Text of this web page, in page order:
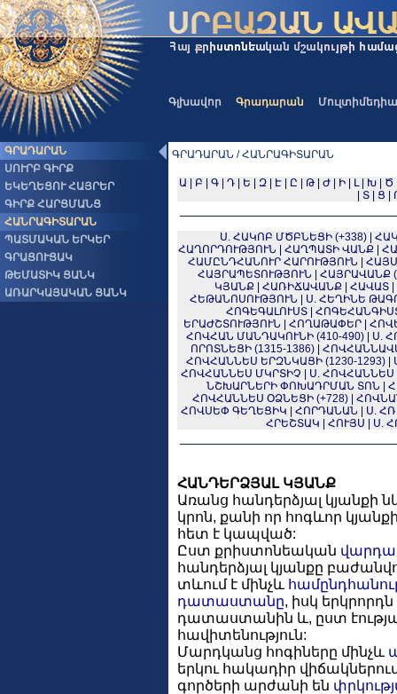
Գլխավոր Գրադարան Մուլտիմեդիա
ԳՐԱԴԱՐԱՆ
ՍՈՒՐԲ ԳԻՐՔ
ԵԿԵՂԵՑՈՒ ՀԱՅՐԵՐ
ԳԻՐՔ ՀԱՐՑՄԱՆՑ
ՀԱՆՐԱԳԻՏԱՐԱՆ
ՊԱՏՄԱԿԱՆ ԵՐԿԵՐ
ԳՐԱՑՈՒՑԱԿ
ԹԵՄԱՏԻԿ ՑԱՆԿ
ԱՌԱՐԿԱՅԱԿԱՆ ՑԱՆԿ
ԳՐԱԴԱՐԱՆ / ՀԱՆՐԱԳԻՏԱՐԱՆ
Ա Բ Գ| Դ| Ե Զ| Է| Ը Թ| Ժ| Ի| Լ| Խ| Ծ
Տ Ց
Ս. ՀԱԿՈԲ ՄԾԲՆԵՑԻ (+338)
ՀԱՂՈՐԴՈՒԹՅՈՒՆ
ՀԱՂՊԱՏԻ ՎԱՆՔ
ՀԱՄԸՆԴՀԱՆՈՒՐ ՀԱՐՈՒԹՅՈՒՆ
ՀԱՅՐԱՊԵՏՈՒԹՅՈՒՆ
ՀԱՅՐԱՎԱՆՔ
ԿՅԱՆՔ
ՀԱՌԻՃԱՎԱՆՔ ՀԱՎԱՏ
ՀԵԹԱՆՈՍՈՒԹՅՈՒՆ
Ս. ՀԵՂԻՆԵ
ՀՈԳԵԳԱԼՈՒՍՏ
ԵՐԱԺՇՏՈՒԹՅՈՒՆ
ՀՈՂԱԹԱՓԵՐ|
ՀՈՎՀԱՆ ՄԱՆԴԱԿՈՒՆԻ (410-490)
Ս.
ՈՐՈՏՆԵՑԻ (1315-1386)
ՀՈՎՀԱՆՆԵՍ ԵՐԶՆԿԱՑԻ (1230-1293)
ՀՈՎՀԱՆՆԵՍ ՄԿՐՏԻՉ
Ս.
ՆՇԽԱՐՆԵՐԻ ՓՈԽԱԴՐՄԱՆ ՏՈՆ
ՀՈՎՀԱՆՆԵՍ ՕՁՆԵՑԻ (+728)|
ՀՈՎՍԵՓ ԳԵՂԵՑԻԿ
ՀՈՐԴԱՆԱՆ
Ս.
ՀՐԵՇՏԱԿ
ՀՈՒՅՍ Ս.
ՀԱՆԴԵՐՁՅԱԼ ԿՅԱՆՔ
Առանց հանդերձյալ կյանքի
կրոն, քանի որ հոգևոր
հետ է կապված:
Ըստ քրիստոնեական
հանդերձյալ կյանքը
տևում է մինչև
դատաստանը, իսկ
դատաստանին և, ըստ
հավիտենություն:
Մարդկանց հոգիները մինչև
երկու հակադիր
գործերի արժանի են